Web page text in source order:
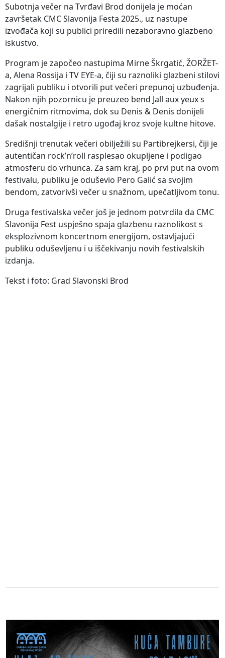
Subotnja večer na Tvrđavi Brod donijela je moćan
završetak CMC Slavonija Festa 2025., uz nastupe
izvođača koji su publici priredili nezaboravno glazbeno
iskustvo.
Program je započeo nastupima Mirne Škrgatić, ŽORŽET-
a, Alena Rossija i TV EYE-a, čiji su raznoliki glazbeni stilovi
zagrijali publiku i otvorili put večeri prepunoj uzbuđenja.
Nakon njih pozornicu je preuzeo bend Jall aux yeux s
energičnim ritmovima, dok su Denis & Denis donijeli
dašak nostalgije i retro ugođaj kroz svoje kultne hitove.
Središnji trenutak večeri obilježili su Partibrejkersi, čiji je
autentičan rock’n’roll rasplesao okupljene i podigao
atmosferu do vrhunca. Za sam kraj, po prvi put na ovom
festivalu, publiku je oduševio Pero Galić sa svojim
bendom, zatvorivši večer u snažnom, upečatljivom tonu.
Druga festivalska večer još je jednom potvrdila da CMC
Slavonija Fest uspješno spaja glazbenu raznolikost s
eksplozivnom koncertnom energijom, ostavljajući
publiku oduševljenu i u iščekivanju novih festivalskih
izdanja.
Tekst i foto: Grad Slavonski Brod